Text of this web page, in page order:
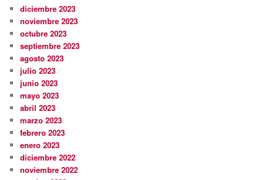
diciembre 2023
noviembre 2023
octubre 2023
septiembre 2023
agosto 2023
julio 2023
junio 2023
mayo 2023
abril 2023
marzo 2023
febrero 2023
enero 2023
diciembre 2022
noviembre 2022